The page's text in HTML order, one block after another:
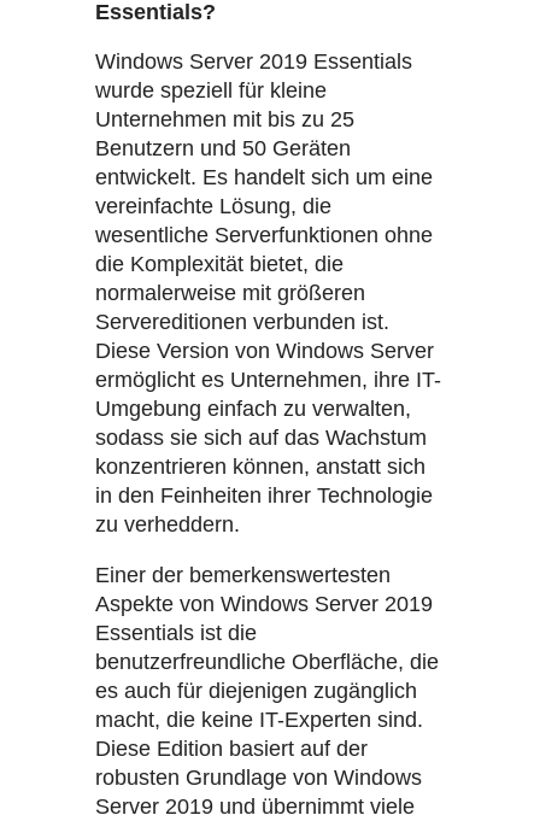
Essentials?
Windows Server 2019 Essentials
wurde speziell für kleine
Unternehmen mit bis zu 25
Benutzern und 50 Geräten
entwickelt. Es handelt sich um eine
vereinfachte Lösung, die
wesentliche Serverfunktionen ohne
die Komplexität bietet, die
normalerweise mit größeren
Servereditionen verbunden ist.
Diese Version von Windows Server
ermöglicht es Unternehmen, ihre IT-
Umgebung einfach zu verwalten,
sodass sie sich auf das Wachstum
konzentrieren können, anstatt sich
in den Feinheiten ihrer Technologie
zu verheddern.
Einer der bemerkenswertesten
Aspekte von Windows Server 2019
Essentials ist die
benutzerfreundliche Oberfläche, die
es auch für diejenigen zugänglich
macht, die keine IT-Experten sind.
Diese Edition basiert auf der
robusten Grundlage von Windows
Server 2019 und übernimmt viele